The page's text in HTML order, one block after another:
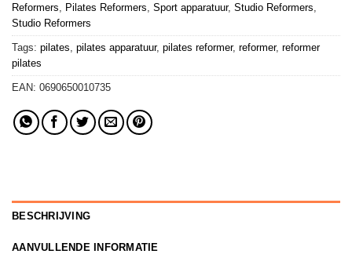
Reformers
Pilates Reformers Sport apparatuur, Studio Reformers
Studio Reformers
Tags: pilates pilates apparatuur, pilates reformer, reformer, reformer
pilates
EAN: 0690650010735
BESCHRIJVING
AANVULLENDE INFORMATIE